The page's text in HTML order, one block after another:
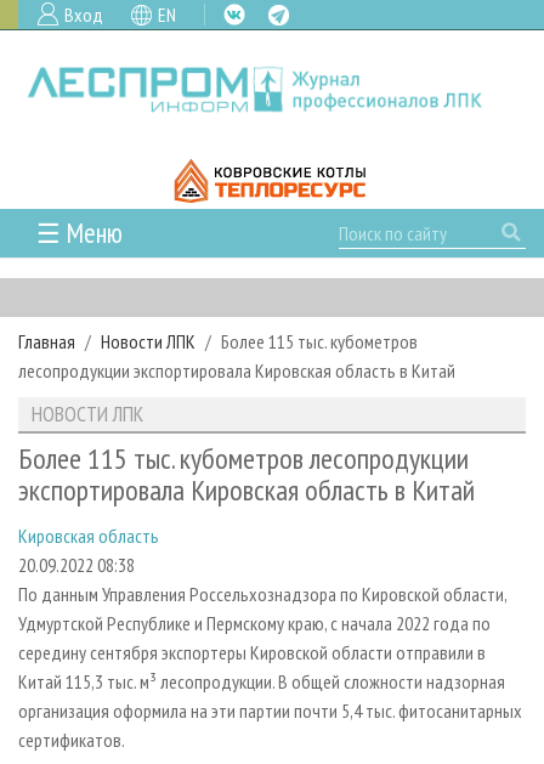
Вход EN
☰ Меню
ГЛАВНАЯ
РУБРИКИ И ТЕМЫ
РУБРИКИ ЖУРНАЛА
ЛЕСОЗАГОТОВКА
ЛЕСОПИЛЕНИЕ
СУШКА ДРЕВЕСИНЫ
ПРОИЗВОДСТВО ДРЕВЕСНЫХ ПЛИТ
ДЕРЕВЯННОЕ ДОМОСТРОЕНИЕ
ПРОИЗВОДСТВО МЕБЕЛИ
БИОЭНЕРГЕТИКА
НОВОСТИ
НОВОСТИ ЛПК
НОВОСТИ ЖУРНАЛА
ПРОЕКТЫ ЛПИ
АНАЛИТИКА
ПРЕДПРИЯТИЯ ЛПК
ПЕРСОНЫ
МОБИЛЬНЫЕ ВЫСТАВКИ
ОФИЦИАЛЬНЫЕ ДЕЛЕГАЦИИ
ПРИОРИТЕТНЫЕ ИНВЕСТПРОЕКТЫ
RUSSIAN FORESTRY REVIEW
АРХИВ ЖУРНАЛОВ
СТАТЬИ
О ЖУРНАЛЕ
ПОДПИСКА
КОНТАКТЫ
РЕКЛАМОДАТЕЛЯМ
РЕКЛАМА
РЕКЛАМА НА САЙТЕ
Главная Новости ЛПК
Более 115 тыс. кубометров
лесопродукции экспортировала Кировская область в Китай
НОВОСТИ ЛПК
Более 115 тыс. кубометров лесопродукции
экспортировала Кировская область в Китай
Кировская область
20.09.2022 08:38
По данным Управления Россельхознадзора по Кировской области,
Удмуртской Республике и Пермскому краю, с начала 2022 года по
середину сентября экспортеры Кировской области отправили в
Китай 115,3 тыс. м³ лесопродукции. В общей сложности надзорная
организация оформила на эти партии почти 5,4 тыс. фитосанитарных
сертификатов.